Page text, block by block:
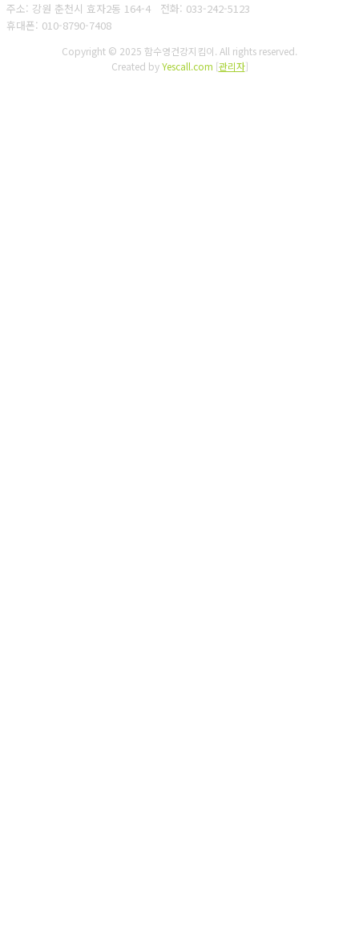
주소: 강원 춘천시 효자2동 164-4 전화: 033-242-5123
휴대폰: 010-8790-7408
Copyright © 2025 함수영건강지킴이. All rights reserved.
Created byYescall.com [관리자]